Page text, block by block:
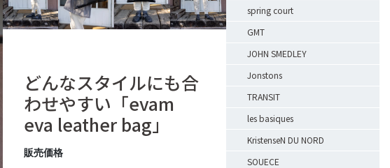
どんなスタイルにも合
わせやすい「evam
eva leather bag」
販売価格
spring court
GMT
JOHN SMEDLEY
Jonstons
TRANSIT
les basiques
KristenseN DU NORD
SOUECE